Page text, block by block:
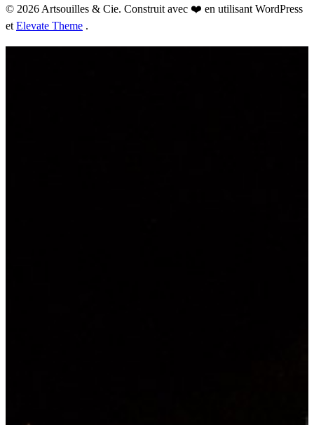
© 2026 Artsouilles & Cie. Construit avec ❤️ en utilisant WordPress
et Elevate Theme .